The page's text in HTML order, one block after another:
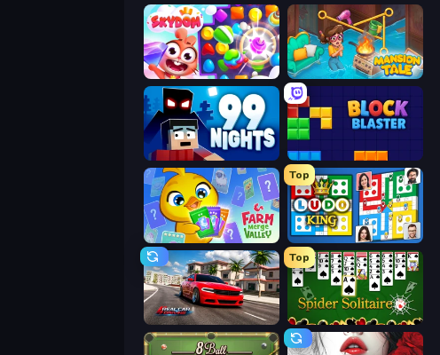
Skydom Mansion Tale: Merge Secrets
99 Nights (Bloxd.io) Block Blaster
Farm Merge Valley
Top
Ludo King
Real Car Driving
Top
Spider Solitaire